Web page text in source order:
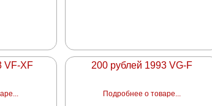
VF-XF 200 рублей 1993 VG-F
Подробнее о товаре...